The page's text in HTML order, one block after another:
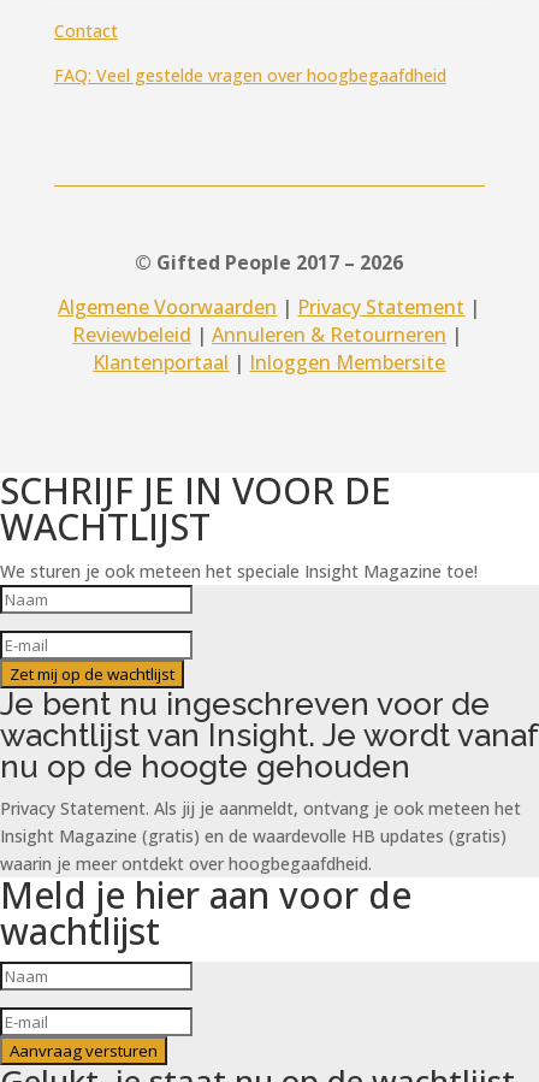
Contact
FAQ: Veel gestelde vragen over hoogbegaafdheid
© Gifted People 2017 – 2026
Algemene Voorwaarden | Privacy Statement |
Reviewbeleid | Annuleren & Retourneren |
Klantenportaal | Inloggen Membersite
SCHRIJF JE IN VOOR DE
WACHTLIJST
We sturen je ook meteen het speciale Insight Magazine toe!
Zet mij op de wachtlijst
Je bent nu ingeschreven voor de
wachtlijst van Insight. Je wordt vanaf
nu op de hoogte gehouden
Privacy Statement. Als jij je aanmeldt, ontvang je ook meteen het
Insight Magazine (gratis) en de waardevolle HB updates (gratis)
waarin je meer ontdekt over hoogbegaafdheid.
Meld je hier aan voor de
wachtlijst
Aanvraag versturen